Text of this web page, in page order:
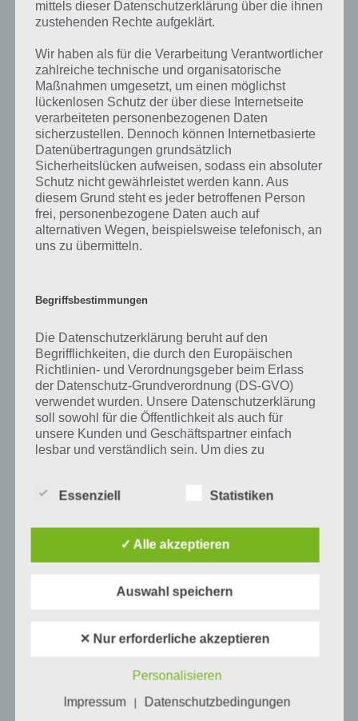
zahlreichen Fragen und Sachverhalte in der App geben. Da die
Entwickler die Lösungen immer mal wieder verändern.
Darum geht es bei 94%
Was ist 94%? In der App 94% musst du auf Basis eines Bildes oder
einer Aussage die Antworten herausfinden, die von anderen Spielern
am häufigsten genannt worden sind. Nur so kannst du das nächste
Level freischalten. Zusammenaddiert ergeben alle Antworten 94
Prozent, wovon die App ihren Namen hat. Entsprechend ist 94
Prozent ein Wort und Rätsel-Spiel. Bereits über 10 Millionen mal
wurde die App mittlerweile heruntergeladen und gehört mit zu den
erfolgreichsten Spiele Apps in diesem Genre im Google Play Store
und iTunes App Store.
Tweet auf Twitter
Mehr Artikel hier auf Touchportal
KOMMENTARE
mittels dieser Datenschutzerklärung über die ihnen
zustehenden Rechte aufgeklärt.
Wir haben als für die Verarbeitung Verantwortlicher
zahlreiche technische und organisatorische
Maßnahmen umgesetzt, um einen möglichst
lückenlosen Schutz der über diese Internetseite
verarbeiteten personenbezogenen Daten
sicherzustellen. Dennoch können Internetbasierte
Datenübertragungen grundsätzlich
Sicherheitslücken aufweisen, sodass ein absoluter
Schutz nicht gewährleistet werden kann. Aus
diesem Grund steht es jeder betroffenen Person
frei, personenbezogene Daten auch auf
alternativen Wegen, beispielsweise telefonisch, an
uns zu übermitteln.
Begriffsbestimmungen
Die Datenschutzerklärung beruht auf den
Begrifflichkeiten, die durch den Europäischen
Richtlinien- und Verordnungsgeber beim Erlass
der Datenschutz-Grundverordnung (DS-GVO)
verwendet wurden. Unsere Datenschutzerklärung
soll sowohl für die Öffentlichkeit als auch für
unsere Kunden und Geschäftspartner einfach
lesbar und verständlich sein. Um dies zu
unter anderem die folgenden Begriffe:
a) personenbezogene Daten
Informationen, die sich auf eine identifizierte
Folgenden „betroffene Person") beziehen.
Person angesehen, die direkt oder indirekt,
Essenziell Statistiken
✓ Alle akzeptieren
Auswahl speichern
✕ Nur erforderliche akzeptieren
Personalisieren
Impressum
Datenschutzbedingungen